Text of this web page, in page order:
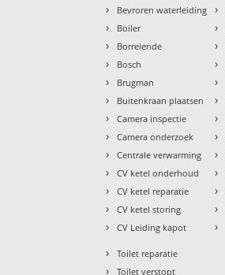
› Bevroren waterleiding
› Boiler
› Borrelende
› Bosch
› Brugman
› Buitenkraan plaatsen
› Camera inspectie
› Camera onderzoek
› Centrale verwarming
› CV ketel onderhoud
› CV ketel reparatie
› CV ketel storing
› CV Leiding kapot
›
›
›
›
›
›
›
›
›
›
›
›
›
› Toilet reparatie
› Toilet verstopt